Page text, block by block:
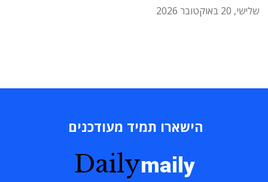
שלישי, 20 באוקטובר 2026
הישארו תמיד מעודכנים
Dailymaily